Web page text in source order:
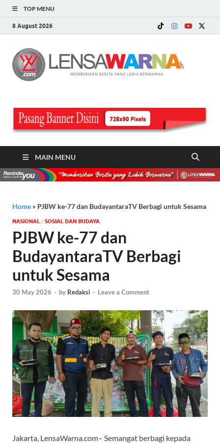
TOP MENU
8 August 2026
MAIN MENU
Home » PJBW ke-77 dan BudayantaraTV Berbagi untuk Sesama
NASIONAL / SOSIAL DAN BUDAYA
PJBW ke-77 dan
BudayantaraTV Berbagi
untuk Sesama
30 May 2026 - by Redaksi - Leave a Comment
Jakarta, LensaWarna.com– Semangat berbagi kepada